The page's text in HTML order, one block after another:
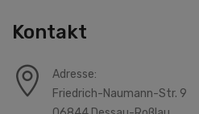
Kontakt
Adresse:
Friedrich-Naumann-Str. 9